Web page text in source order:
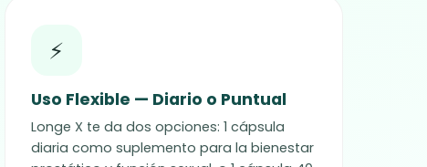
⚡
Uso Flexible — Diario o Puntual
Longe X te da dos opciones: 1 cápsula
diaria como suplemento para la bienestar